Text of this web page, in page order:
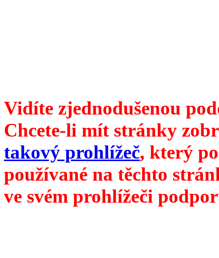
Vidíte zjednodušenou
Chcete-li mít stránky
takový prohlížeč, který
používané na těchto
ve svém prohlížeči